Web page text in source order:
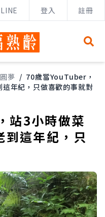
LINE 登入 註冊
夢 / 70歲當YouTuber，
年紀，只做喜歡的事就對
站3小時做菜
到這年紀，只